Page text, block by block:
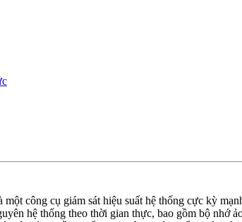
một công cụ giám sát hiệu suất hệ thống cực kỳ
hệ thống theo thời gian thực, bao gồm bộ